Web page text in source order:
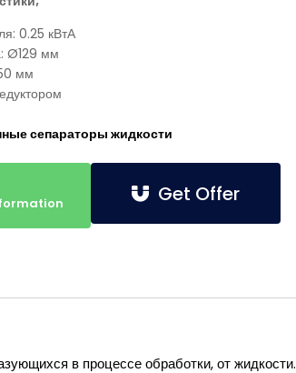
0.25 кВтА
Ø129 мм
мм
сепараторы жидкости
Get Offer
в процессе обработки, от жидкости.